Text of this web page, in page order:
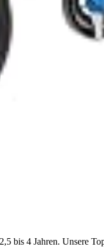
bis 4 Jahren. Unsere